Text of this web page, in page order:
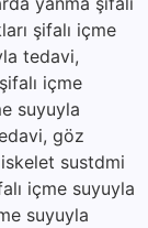
şifalı içme
tedavi,
içme
suyuyla
göz
iskelet sustdmi
içme suyuyla
suyuyla